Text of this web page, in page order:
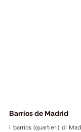
Barrios de Madrid
I barrios (quartieri) di